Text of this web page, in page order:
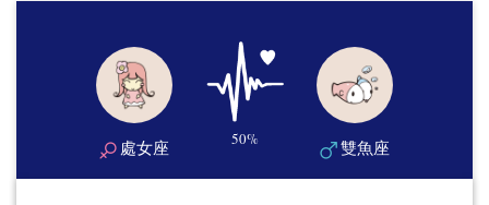
處女座 50% 雙魚座